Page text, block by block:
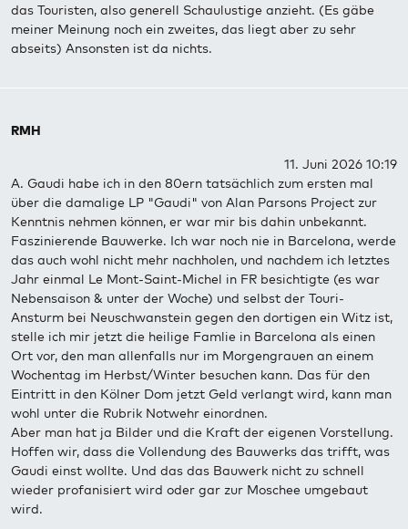
das Touristen, also generell Schaulustige anzieht. (Es gäbe
meiner Meinung noch ein zweites, das liegt aber zu sehr
abseits) Ansonsten ist da nichts.
RMH
11. Juni 2026 10:19
A. Gaudi habe ich in den 80ern tatsächlich zum ersten mal
über die damalige LP "Gaudi" von Alan Parsons Project zur
Kenntnis nehmen können, er war mir bis dahin unbekannt.
Faszinierende Bauwerke. Ich war noch nie in Barcelona, werde
das auch wohl nicht mehr nachholen, und nachdem ich letztes
Jahr einmal Le Mont-Saint-Michel in FR besichtigte (es war
Nebensaison & unter der Woche) und selbst der Touri-
Ansturm bei Neuschwanstein gegen den dortigen ein Witz ist,
stelle ich mir jetzt die heilige Famlie in Barcelona als einen
Ort vor, den man allenfalls nur im Morgengrauen an einem
Wochentag im Herbst/Winter besuchen kann. Das für den
Eintritt in den Kölner Dom jetzt Geld verlangt wird, kann man
wohl unter die Rubrik Notwehr einordnen.
Aber man hat ja Bilder und die Kraft der eigenen Vorstellung.
Hoffen wir, dass die Vollendung des Bauwerks das trifft, was
Gaudi einst wollte. Und das das Bauwerk nicht zu schnell
wieder profanisiert wird oder gar zur Moschee umgebaut
wird.